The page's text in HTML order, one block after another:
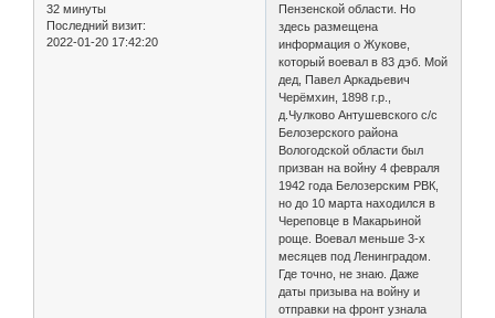
32 минуты
Последний визит:
2022-01-20 17:42:20
Пензенской области. Но
здесь размещена
информация о Жукове,
который воевал в 83 дэб. Мой
дед, Павел Аркадьевич
Черёмхин, 1898 г.р.,
д.Чулково Антушевского с/с
Белозерского района
Вологодской области был
призван на войну 4 февраля
1942 года Белозерским РВК,
но до 10 марта находился в
Череповце в Макарьиной
роще. Воевал меньше 3-х
месяцев под Ленинградом.
Где точно, не знаю. Даже
даты призыва на войну и
отправки на фронт узнала